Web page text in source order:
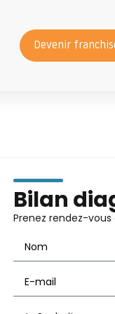
Devenir
Bilan
Prenez rendez-